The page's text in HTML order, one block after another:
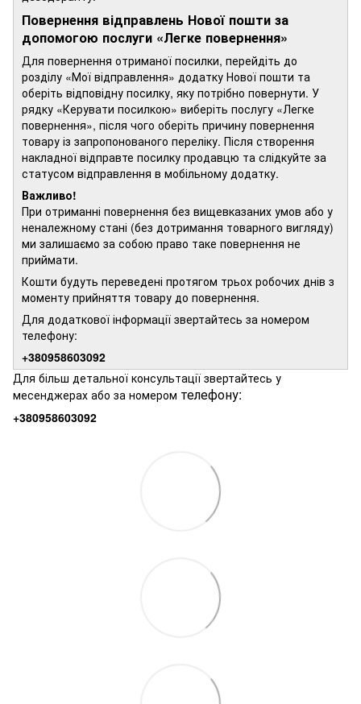
Повернення відправлень Нової пошти за
допомогою послуги «Легке повернення»
Для повернення отриманої посилки, перейдіть до
розділу «Мої відправлення» додатку Нової пошти та
оберіть відповідну посилку, яку потрібно повернути. У
рядку «Керувати посилкою» виберіть послугу «Легке
повернення», після чого оберіть причину повернення
товару із запропонованого переліку. Після створення
накладної відправте посилку продавцю та слідкуйте за
статусом відправлення в мобільному додатку.
Важливо!
При отриманні повернення без вищевказаних умов або у
неналежному стані (без дотримання товарного вигляду)
ми залишаємо за собою право таке повернення не
приймати.
Кошти будуть переведені протягом трьох робочих днів з
моменту прийняття товару до повернення.
Для додаткової інформації звертайтесь за номером
телефону:
+380958603092
Для більш детальної консультації звертайтесь у
месенджерах або за номером телефону:
+380958603092